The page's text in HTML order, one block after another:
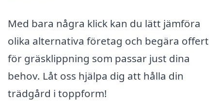
Med bara några klick kan du lätt jämföra
olika alternativa företag och begära offert
för gräsklippning som passar just dina
behov. Låt oss hjälpa dig att hålla din
trädgård i toppform!